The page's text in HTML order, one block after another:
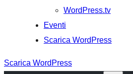
WordPress.tv
Eventi
Scarica WordPress
Scarica WordPress